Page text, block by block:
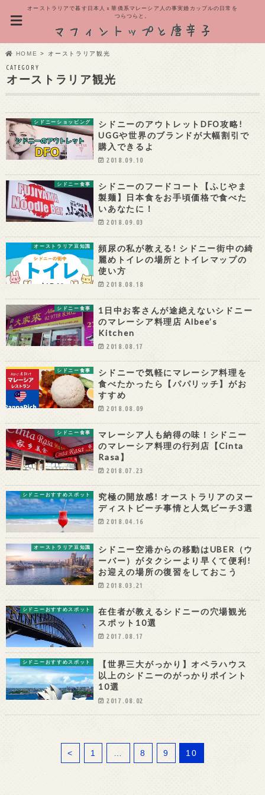
オーストラリアで暮す日本人ｘ華僑系マレーシア人の事実婚カップルの日常を
つらつらと。
HOME オーストラリア観光
CATEGORY
オーストラリア観光
シドニーショッピング
シドニーのアウトレットDFO攻略!
UGGや世界のブランドが大幅割引で
購入できるよ
2018.09.10
シドニー食事
シドニーのフードコート【ふじやま
製麺】日本食をお手頃価格で食べた
いあなたに！
2018.09.03
オーストラリア豆知識
頻尿の私が教える! シドニー街中の綺
麗めトイレの場所とトイレマップの
使い方
2018.08.18
シドニー食事
1日中お客さんが途絶えないシドニー
のマレーシア料理店 Albee’s
Kitchen
2018.08.17
シドニー食事
シドニーで気軽にマレーシア料理を
食べたかったら【パパリッチ】がお
すすめ
2018.08.09
シドニー食事
マレーシア人も納得の味！シドニー
のマレーシア料理の行列店【Cinta
Rasa】
2018.07.23
シドニーおすすめスポット
究極の開放感! オーストラリアのヌー
ディストビーチ事情と人気ビーチ3選
2018.04.16
オーストラリア豆知識
シドニー空港からの移動はUBER（ウ
ーバー）がタクシーより早くて便利!
お迎えの場所の復習をしておこう
2018.03.21
シドニーおすすめスポット
在住者が教えるシドニーの穴場観光
スポット10選
2017.08.17
シドニーおすすめスポット
【世界三大がっかり】オペラハウス
以上のシドニーのがっかりポイント
10選
2017.08.02
< 1 … 8 9 10